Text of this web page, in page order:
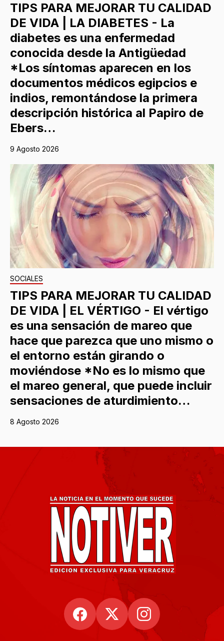
TIPS PARA MEJORAR TU CALIDAD
DE VIDA | LA DIABETES - La
diabetes es una enfermedad
conocida desde la Antigüedad
*Los síntomas aparecen en los
documentos médicos egipcios e
indios, remontándose la primera
descripción histórica al Papiro de
Ebers…
9 Agosto 2026
SOCIALES
TIPS PARA MEJORAR TU CALIDAD
DE VIDA | EL VÉRTIGO - El vértigo
es una sensación de mareo que
hace que parezca que uno mismo o
el entorno están girando o
moviéndose *No es lo mismo que
el mareo general, que puede incluir
sensaciones de aturdimiento…
8 Agosto 2026